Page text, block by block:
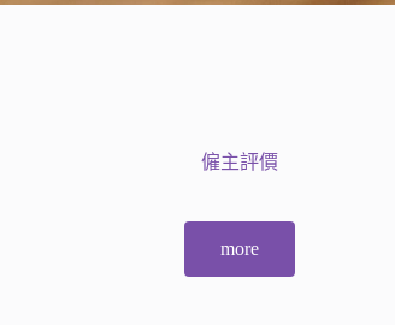
僱主評價
more